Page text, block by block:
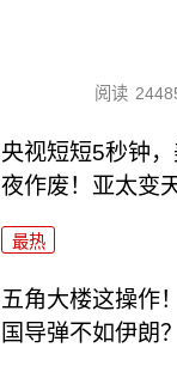
阅读
央视短短5秒钟
夜作废！亚太变
最热
五角大楼这操作
国导弹不如伊朗？